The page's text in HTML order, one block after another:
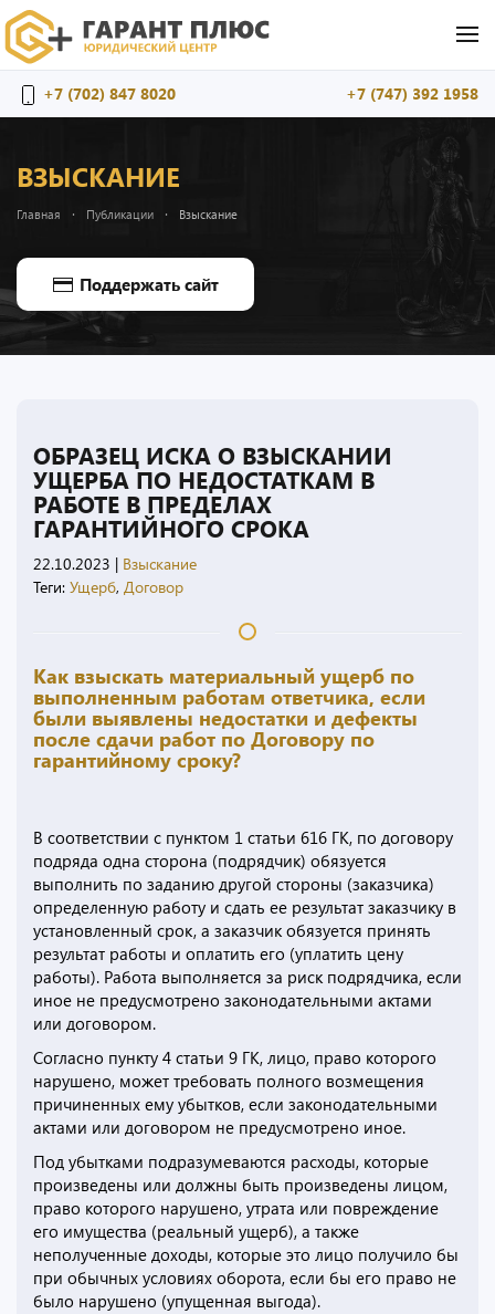
+7 (702) 847 8020 +7 (747) 392 1958
ВЗЫСКАНИЕ
Главная Публикации Взыскание
Поддержать сайт
ОБРАЗЕЦ ИСКА О ВЗЫСКАНИИ
УЩЕРБА ПО НЕДОСТАТКАМ В
РАБОТЕ В ПРЕДЕЛАХ
ГАРАНТИЙНОГО СРОКА
22.10.2023 | Взыскание
Теги: Ущерб, Договор
Как взыскать материальный ущерб по
выполненным работам ответчика, если
были выявлены недостатки и дефекты
после сдачи работ по Договору по
гарантийному сроку?
В соответствии с пунктом 1 статьи 616 ГК, по договору
подряда одна сторона (подрядчик) обязуется
выполнить по заданию другой стороны (заказчика)
определенную работу и сдать ее результат заказчику в
установленный срок, а заказчик обязуется принять
результат работы и оплатить его (уплатить цену
работы). Работа выполняется за риск подрядчика, если
иное не предусмотрено законодательными актами
или договором.
Согласно пункту 4 статьи 9 ГК, лицо, право которого
нарушено, может требовать полного возмещения
причиненных ему убытков, если законодательными
актами или договором не предусмотрено иное.
Под убытками подразумеваются расходы, которые
произведены или должны быть произведены лицом,
право которого нарушено, утрата или повреждение
его имущества (реальный ущерб), а также
неполученные доходы, которые это лицо получило бы
при обычных условиях оборота, если бы его право не
было нарушено (упущенная выгода).